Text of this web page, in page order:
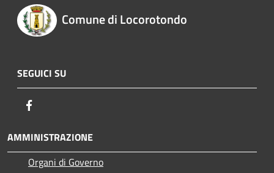
Comune di Locorotondo
SEGUICI SU
AMMINISTRAZIONE
Organi di Governo